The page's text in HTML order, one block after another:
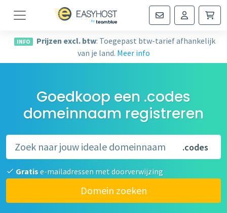
Navigatie
INFO Prijzen excl. btw: Toegepast btw-tarief afhankelijk
van je land. Meer info
Goedkoop een .codes
domeinnaam registreren
.codes
Gratise-mailadressen met doorverwijzing
Domein zoeken